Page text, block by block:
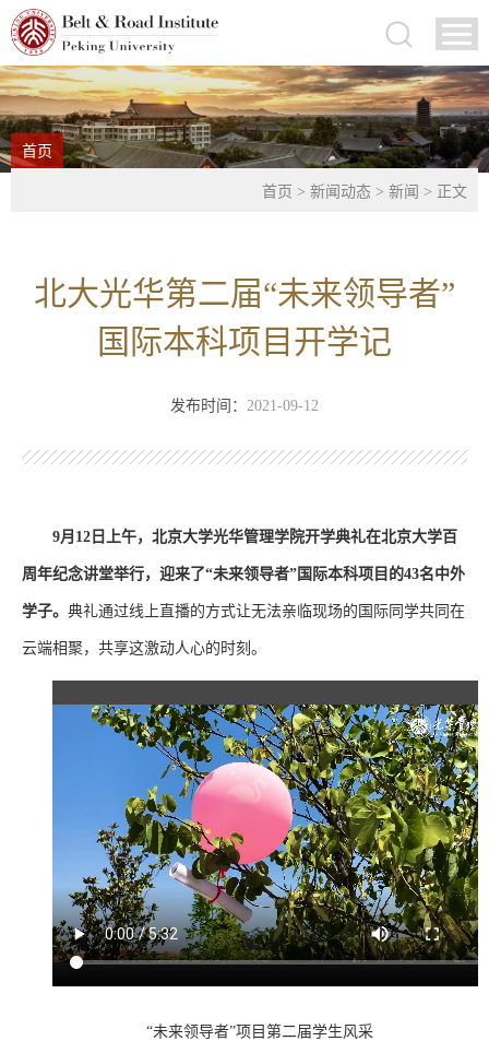
首页
首页 > 新闻动态 > 新闻 > 正文
北大光华第二届“未来领导者”
国际本科项目开学记
发布时间： 2021-09-12
9月12日上午，北京大学光华管理学院开学典礼在北京大学百
周年纪念讲堂举行，迎来了“未来领导者”国际本科项目的43名中外
学子。 典礼通过线上直播的方式让无法亲临现场的国际同学共同在
云端相聚，共享这激动人心的时刻。
“未来领导者”项目第二届学生风采